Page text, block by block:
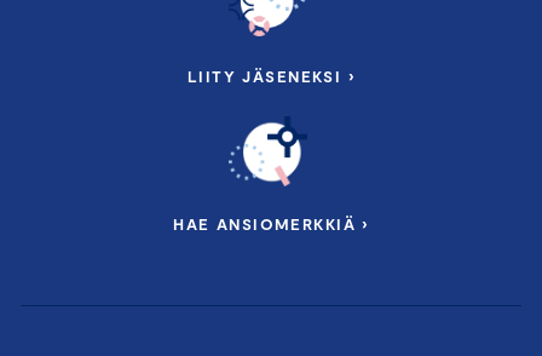
LIITY JÄSENEKSI ›
HAE ANSIOMERKKIÄ ›